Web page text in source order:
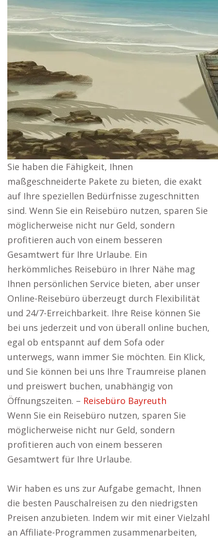
Sie haben die Fähigkeit, Ihnen
maßgeschneiderte Pakete zu bieten, die exakt
auf Ihre speziellen Bedürfnisse zugeschnitten
sind. Wenn Sie ein Reisebüro nutzen, sparen Sie
möglicherweise nicht nur Geld, sondern
profitieren auch von einem besseren
Gesamtwert für Ihre Urlaube. Ein
herkömmliches Reisebüro in Ihrer Nähe mag
Ihnen persönlichen Service bieten, aber unser
Online-Reisebüro überzeugt durch Flexibilität
und 24/7-Erreichbarkeit. Ihre Reise können Sie
bei uns jederzeit und von überall online buchen,
egal ob entspannt auf dem Sofa oder
unterwegs, wann immer Sie möchten. Ein Klick,
und Sie können bei uns Ihre Traumreise planen
und preiswert buchen, unabhängig von
Öffnungszeiten. – Reisebüro Bayreuth
Wenn Sie ein Reisebüro nutzen, sparen Sie
möglicherweise nicht nur Geld, sondern
profitieren auch von einem besseren
Gesamtwert für Ihre Urlaube.
Wir haben es uns zur Aufgabe gemacht, Ihnen
die besten Pauschalreisen zu den niedrigsten
Preisen anzubieten. Indem wir mit einer Vielzahl
an Affiliate-Programmen zusammenarbeiten,